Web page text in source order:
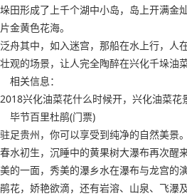
垛田形成了上千个湖中小岛，岛上开满金
片金黄色花海。
泛舟其中，如入迷宫，那船在水上行，人
壮观的场景，让人完全陶醉在兴化千垛油
相关信息：
2018兴化油菜花什么时候开，兴化油菜花
毕节百里杜鹃(门票)
驻足贵州，你可以享受到纯净的自然美景
春水初生，沉睡中的黄果树大瀑布再次醒
美的一面，秀美的瀑乡水在瀑布与龙宫的
鹃花，娇艳欲滴，还有岩溶、山泉、飞瀑